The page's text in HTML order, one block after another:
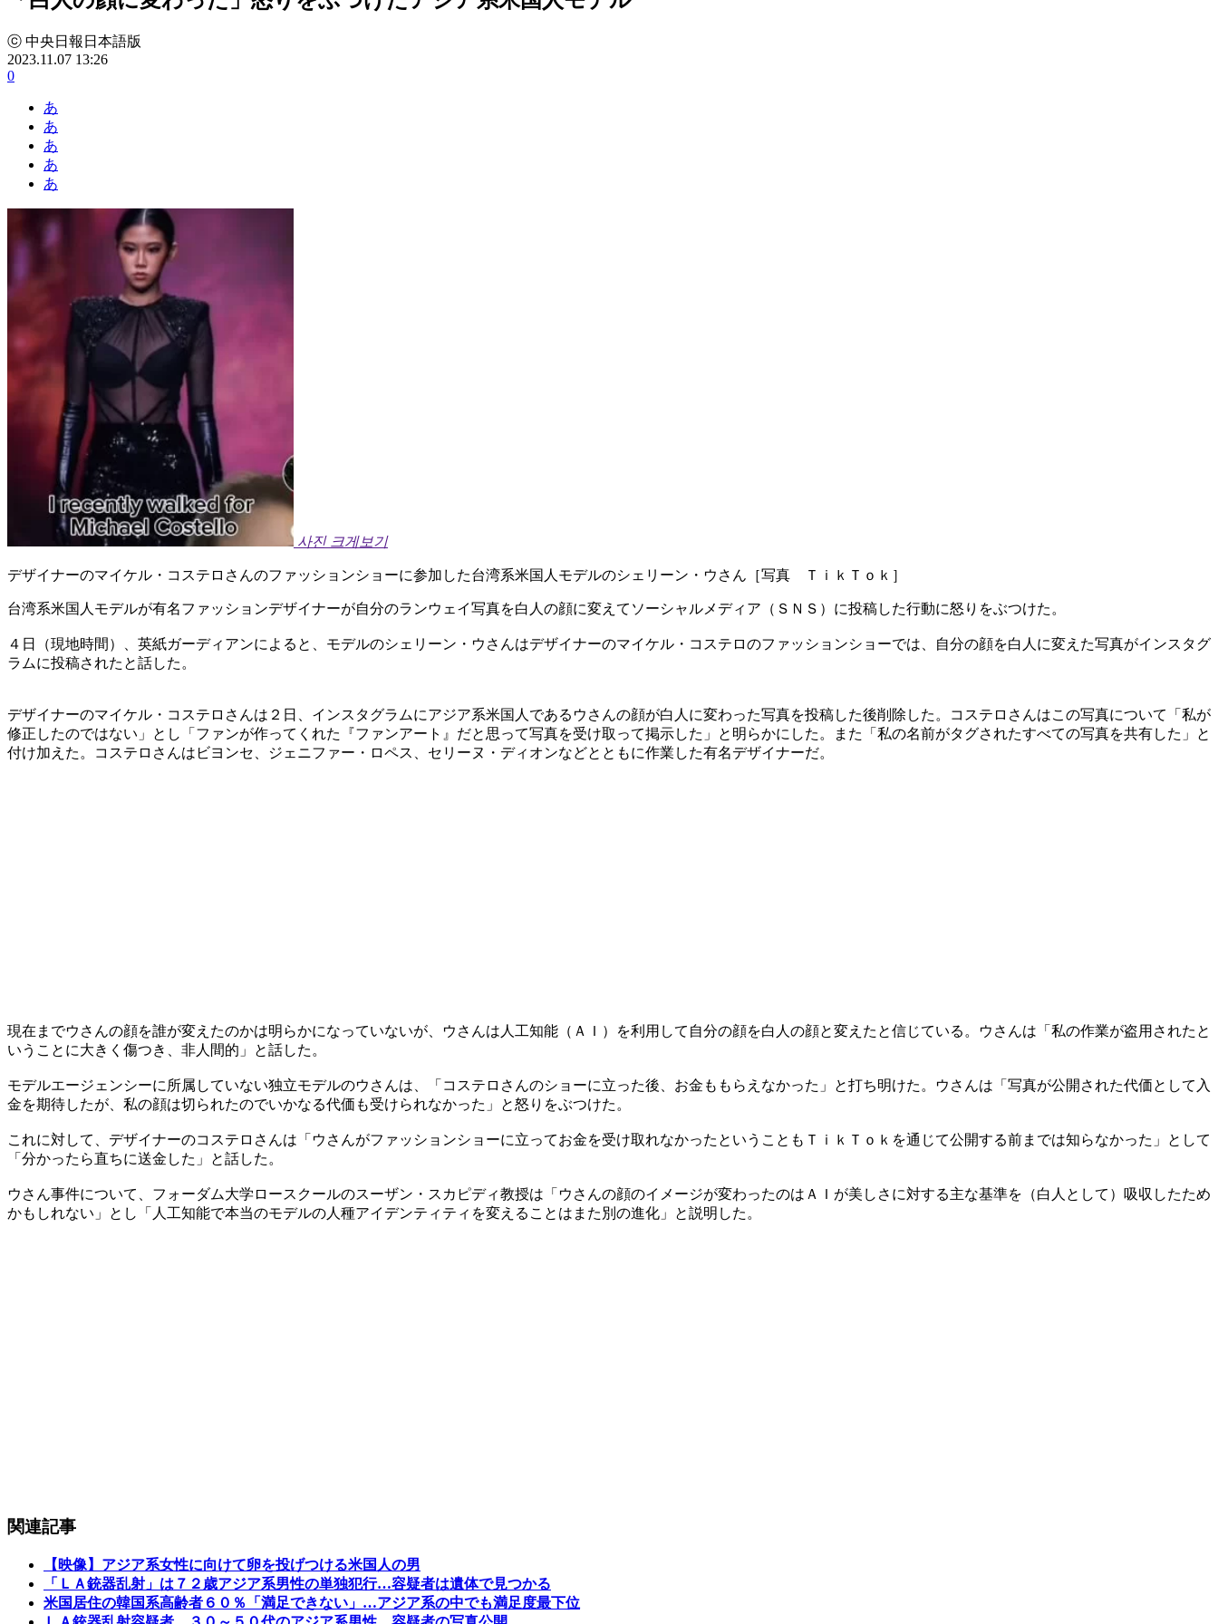
ⓒ 中央日報日本語版
2023.11.07 13:26
0
あ
あ
あ
あ
あ
사진 크게보기
デザイナーのマイケル・コステロさんのファッションショーに参加した台湾系米国人モデルのシェリーン・ウさん［写真 ＴｉｋＴｏｋ］
台湾系米国人モデルが有名ファッションデザイナーが自分のランウェイ写真を白人の顔に変えてソーシャルメディア（ＳＮＳ）に投稿した行動に怒りをぶつけた。
​４日（現地時間）、英紙ガーディアンによると、モデルのシェリーン・ウさんはデザイナーのマイケル・コステロのファッションショーでは、自分の顔を白人に変えた写真がインスタグ
ラムに投稿されたと話した。
​デザイナーのマイケル・コステロさんは２日、インスタグラムにアジア系米国人であるウさんの顔が白人に変わった写真を投稿した後削除した。コステロさんはこの写真について「私が
修正したのではない」とし「ファンが作ってくれた『ファンアート』だと思って写真を受け取って掲示した」と明らかにした。また「私の名前がタグされたすべての写真を共有した」と
付け加えた。コステロさんはビヨンセ、ジェニファー・ロペス、セリーヌ・ディオンなどとともに作業した有名デザイナーだ。
​現在までウさんの顔を誰が変えたのかは明らかになっていないが、ウさんは人工知能（ＡＩ）を利用して自分の顔を白人の顔と変えたと信じている。ウさんは「私の作業が盗用されたと
いうことに大きく傷つき、非人間的」と話した。
​モデルエージェンシーに所属していない独立モデルのウさんは、「コステロさんのショーに立った後、お金ももらえなかった」と打ち明けた。ウさんは「写真が公開された代価として入
金を期待したが、私の顔は切られたのでいかなる代価も受けられなかった」と怒りをぶつけた。
​これに対して、デザイナーのコステロさんは「ウさんがファッションショーに立ってお金を受け取れなかったということもＴｉｋＴｏｋを通じて公開する前までは知らなかった」として
「分かったら直ちに送金した」と話した。
ウさん事件について、フォーダム大学ロースクールのスーザン・スカピディ教授は「ウさんの顔のイメージが変わったのはＡＩが美しさに対する主な基準を（白人として）吸収したため
かもしれない」とし「人工知能で本当のモデルの人種アイデンティティを変えることはまた別の進化」と説明した。
関連記事
【映像】アジア系女性に向けて卵を投げつける米国人の男
「ＬＡ銃器乱射」は７２歳アジア系男性の単独犯行…容疑者は遺体で見つかる
米国居住の韓国系高齢者６０％「満足できない」…アジア系の中でも満足度最下位